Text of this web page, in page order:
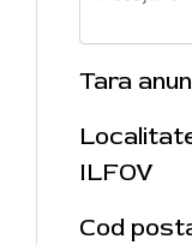
Tara
ILFOV
Cod